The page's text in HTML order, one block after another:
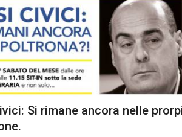
Si rimane ancora nelle